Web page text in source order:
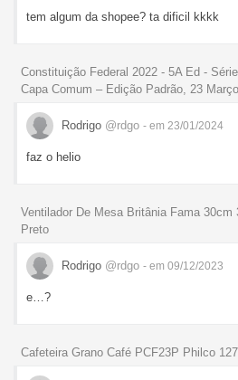
tem algum da shopee? ta dificil kkkk
Constituição Federal 2022 - 5A Ed -
Capa Comum – Edição Padrão, 23
Rodrigo @rdgo - em 23/01/2024
faz o helio
Ventilador De Mesa Britânia Fama
Preto
Rodrigo @rdgo - em 09/12/2023
e…?
Cafeteira Grano Café PCF23P Philco